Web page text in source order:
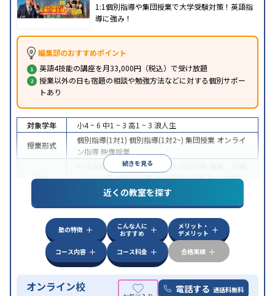
1:1個別指導や集団授業で大学受験対策！英語指
導に強み！
編集部のおすすめポイント
英語4技能の講座を月33,000円（税込）で受け放題
授業以外の日も宿題の相談や勉強方法などに対する個別サポー
トあり
続きを見る
対象学年 小4 ~ 6 中1 ~ 3 高1 ~ 3 浪人生
授業形式
個別指導(1対1) 個別指導(1対2~) 集団授業 オンライ
ン指導 映像授業
目的
中学受験 高校受験大学受験 医学部受験
テスト対策内申点対策学習習慣の定着総合型選抜
(旧AO)対策推薦入試対策学校別特化対策
特徴
中高一貫校生に対応特待生・奨学金制度あり成績
保証制度あり授業の振替可能 不登校生に対応
ライン対応
1科目から受講可能
季節講習のみの受講
近くの教室を探す
塾の特徴
こんな人に
おすすめ
メリット・
デメリット
コース内容
コース料金 合格実績
オンライン校 電話する 通話料無料